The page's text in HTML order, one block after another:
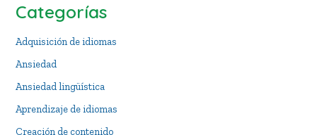
Categorías
Adquisición de idiomas
Ansiedad
Ansiedad lingüística
Aprendizaje de idiomas
Creación de contenido